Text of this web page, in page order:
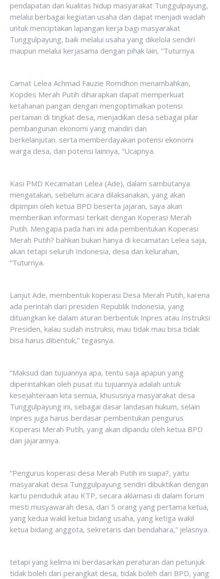
pendapatan dan kualitas hidup masyarakat Tunggulpayung,
melalui berbagai kegiatan usaha dan dapat menjadi wadah
untuk menciptakan lapangan kerja bagi masyarakat
Tunggulpayung, baik melalui usaha yang dikelola sendiri
maupun melalui kerjasama dengan pihak lain, “Tuturnya.
Camat Lelea Achmad Fauzie Romdhon menambahkan,
Kopdes Merah Putih diharapkan dapat memperkuat
ketahanan pangan dengan mengoptimalkan potensi
pertanian di tingkat desa, menjadikan desa sebagai pilar
pembangunan ekonomi yang mandiri dan
berkelanjutan. serta memberdayakan potensi ekonomi
warga desa, dan potensi lainnya, “Ucapnya.
Kasi PMD Kecamatan Lelea (Ade), dalam sambutanya
mengatakan, sebelum acara dilaksanakan, yang akan
dipimpin oleh ketua BPD beserta jajaran, saya akan
memberikan informasi terkait dengan Koperasi Merah
Putih. Mengapa pada hari ini ada pembentukan Koperasi
Merah Putih? bahkan bukan hanya di kecamatan Lelea saja,
akan tetapi seluruh Indonesia, desa dan kelurahan,
“Tuturnya.
Lanjut Ade, membentuk koperasi Desa Merah Putih, karena
ada perintah dari presiden Republik Indonesia, yang
dituangkan ke dalam aturan berbentuk Inpres atau Instruksi
Presiden, kalau sudah instruksi, mau tidak mau bisa tidak
bisa harus dibentuk,” tegasnya.
“Maksud dan tujuannya apa, tentu saja apapun yang
diperintahkan oleh pusat itu tujuannya adalah untuk
kesejahteraan kita semua, khususnya masyarakat desa
Tunggulpayung ini, sebagai dasar landasan hukum, selain
Inpres juga harus berdasar pembentukan pengurus
Koperasi Merah Putih, yang akan dipandu oleh ketua BPD
dan jajarannya.
“Pengurus koperasi desa Merah Putih ini siapa?, yaitu
masyarakat desa Tunggulpayung sendiri dibuktikan dengan
kartu penduduk atau KTP, secara aklamasi di dalam forum
mesti musyawarah desa, dari 5 orang yang pertama ketua,
yang kedua wakil ketua bidang usaha, yang ketiga wakil
ketua bidang anggota, sekretaris dan bendahara,” jelasnya.
tetapi yang kelima ini berdasarkan peraturan dan petunjuk
tidak boleh dari perangkat desa, tidak boleh dari BPD, yang